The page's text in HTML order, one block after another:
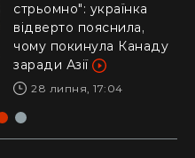
стрьомно": українка
відверто пояснила,
чому покинула Канаду
заради Азії
28 липня, 17:04
Драматичне відео із
Каліфорнії: 16-річний
ризикнув життям
заради дитини –
реакція Трампа